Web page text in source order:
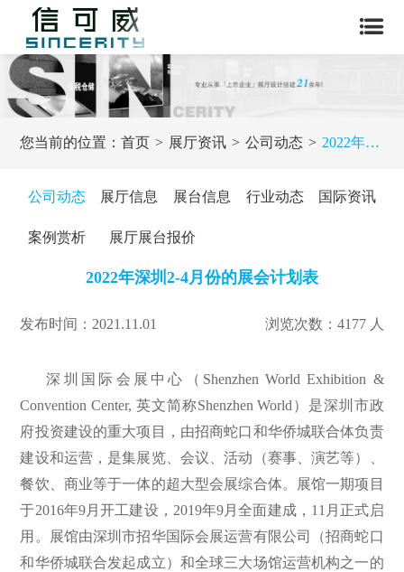
您当前的位置：首页 展厅资讯 公司动态 2022年深圳2-4月份的展会计划表
公司动态 展厅信息 展台信息 行业动态 国际资讯
案例赏析 展厅展台报价
2022年深圳2-4月份的展会计划表
发布时间：2021.11.01 浏览次数：4177 人
深圳国际会展中心（Shenzhen World Exhibition &
Convention Center, 英文简称Shenzhen World）是深圳市政
府投资建设的重大项目，由招商蛇口和华侨城联合体负责
建设和运营，是集展览、会议、活动（赛事、演艺等）、
餐饮、商业等于一体的超大型会展综合体。展馆一期项目
于2016年9月开工建设，2019年9月全面建成，11月正式启
用。展馆由深圳市招华国际会展运营有限公司（招商蛇口
和华侨城联合发起成立）和全球三大场馆运营机构之一的